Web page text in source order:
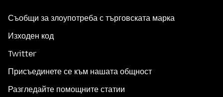
Съобщи за злоупотреба с търговската марка
Изходен код
Twitter
Присъединете се към нашата общност
Разгледайте помощните статии